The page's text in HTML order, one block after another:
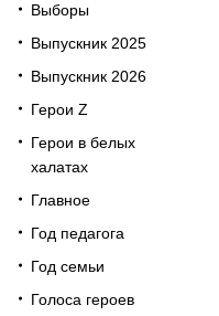
Выборы
Выпускник 2025
Выпускник 2026
Герои Z
Герои в белых
халатах
Главное
Год педагога
Год семьи
Голоса героев